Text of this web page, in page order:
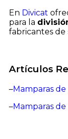
En Divicat
para la
fabricantes de
Artículos
–Mamparas de
–Mamparas